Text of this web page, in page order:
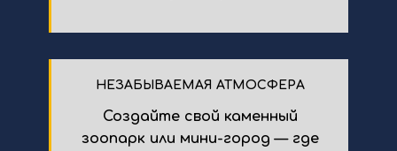
НЕЗАБЫВАЕМАЯ АТМОСФЕРА
Создайте свой каменный
зоопарк или мини-город — где